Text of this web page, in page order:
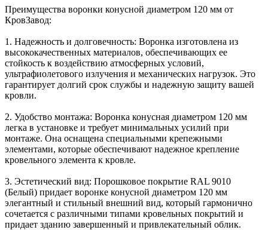
Преимущества воронки конусной диаметром 120 мм от
КровЗавод:
1. Надежность и долговечность: Воронка изготовлена из
высококачественных материалов, обеспечивающих ее
стойкость к воздействию атмосферных условий,
ультрафиолетового излучения и механических нагрузок. Это
гарантирует долгий срок службы и надежную защиту вашей
кровли.
2. Удобство монтажа: Воронка конусная диаметром 120 мм
легка в установке и требует минимальных усилий при
монтаже. Она оснащена специальными крепежными
элементами, которые обеспечивают надежное крепление
кровельного элемента к кровле.
3. Эстетический вид: Порошковое покрытие RAL 9010
(Белый) придает воронке конусной диаметром 120 мм
элегантный и стильный внешний вид, который гармонично
сочетается с различными типами кровельных покрытий и
придает зданию завершенный и привлекательный облик.